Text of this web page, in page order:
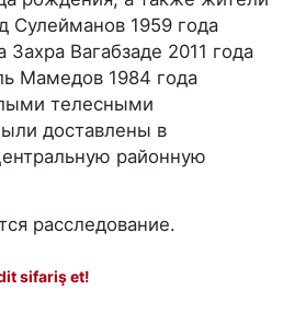
1959 года
Вагабзаде 2011 года
Мамедов 1984 года
телесными
доставлены в
районную
расследование.
sifariş et!